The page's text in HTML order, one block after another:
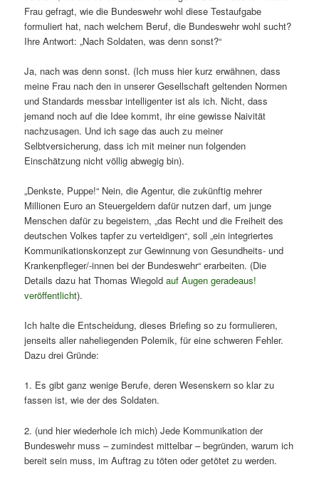
Frau gefragt, wie die Bundeswehr wohl diese Testaufgabe
formuliert hat, nach welchem Beruf, die Bundeswehr wohl sucht?
Ihre Antwort: „Nach Soldaten, was denn sonst?“
Ja, nach was denn sonst. (Ich muss hier kurz erwähnen, dass
meine Frau nach den in unserer Gesellschaft geltenden Normen
und Standards messbar intelligenter ist als ich. Nicht, dass
jemand noch auf die Idee kommt, ihr eine gewisse Naivität
nachzusagen. Und ich sage das auch zu meiner
Selbtversicherung, dass ich mit meiner nun folgenden
Einschätzung nicht völlig abwegig bin).
„Denkste, Puppe!“ Nein, die Agentur, die zukünftig mehrer
Millionen Euro an Steuergeldern dafür nutzen darf, um junge
Menschen dafür zu begeistern, „das Recht und die Freiheit des
deutschen Volkes tapfer zu verteidigen“, soll „ein integriertes
Kommunikationskonzept zur Gewinnung von Gesundheits- und
Krankenpfleger/-innen bei der Bundeswehr“ erarbeiten. (Die
Details dazu hat Thomas Wiegoldauf Augen geradeaus!
veröffentlicht).
Ich halte die Entscheidung, dieses Briefing so zu formulieren,
jenseits aller naheliegenden Polemik, für eine schweren Fehler.
Dazu drei Gründe:
1. Es gibt ganz wenige Berufe, deren Wesenskern so klar zu
fassen ist, wie der des Soldaten.
2. (und hier wiederhole ich mich) Jede Kommunikation der
Bundeswehr muss – zumindest mittelbar – begründen, warum ich
bereit sein muss, im Auftrag zu töten oder getötet zu werden.